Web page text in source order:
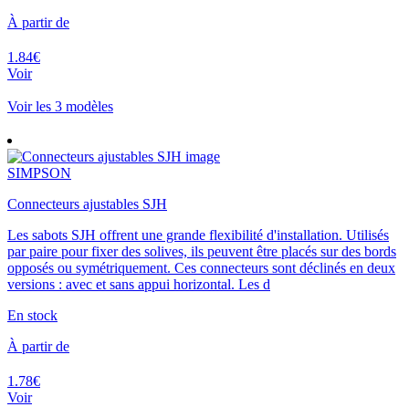
À partir de
1.84€
Voir
Voir les 3 modèles
SIMPSON
Connecteurs ajustables SJH
Les sabots SJH offrent une grande flexibilité d'installation. Utilisés
par paire pour fixer des solives, ils peuvent être placés sur des bords
opposés ou symétriquement. Ces connecteurs sont déclinés en deux
versions : avec et sans appui horizontal. Les d
En stock
À partir de
1.78€
Voir